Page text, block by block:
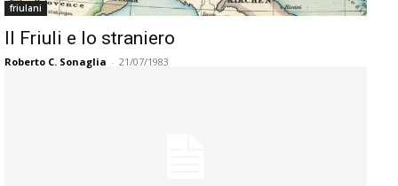
friulani
Il Friuli e lo straniero
Roberto C. Sonaglia - 21/07/1983